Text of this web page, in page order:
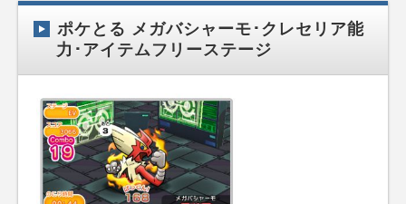
ポケとる メガバシャーモ･クレセリア能
力･アイテムフリーステージ